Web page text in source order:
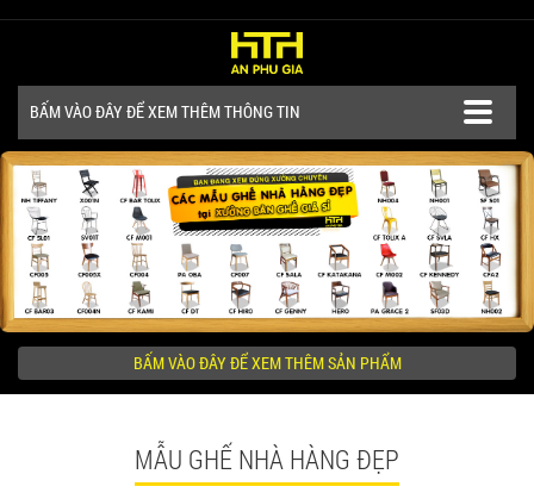
BẤM VÀO ĐÂY ĐỂ XEM THÊM THÔNG TIN
SẢN PHẨM
CÔNG TRÌNH
KHÁCH HÀNG NÊN BIẾT
BẤM VÀO ĐÂY ĐỂ XEM THÊM SẢN PHẨM
MẪU GHẾ NHÀ HÀNG ĐẸP
BÀN CAFE BCF01 GIÁ RẺ - MÃ SỐ: BCF01
650.000 VNĐ
BỘ BÀN GHẾ GỖ XẾP QUÁN NHẬU GIÁ RẺ - MÃ
SỐ: X001
2.270.000 VNĐ
Ghế Nhựa Nhập Khẩu - Mã SP: N46